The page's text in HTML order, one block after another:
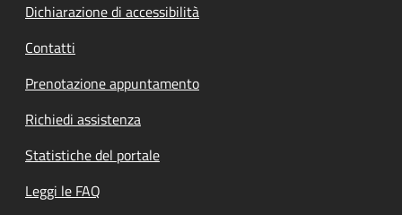
Dichiarazione di accessibilità
Contatti
Prenotazione appuntamento
Richiedi assistenza
Statistiche del portale
Leggi le FAQ